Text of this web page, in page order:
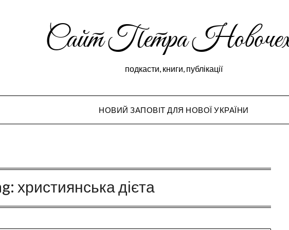
Сайт Петра
подкасти, книги, публікації
НОВИЙ ЗАПОВІТ ДЛЯ НОВОЇ УКРАЇНИ
християнська дієта